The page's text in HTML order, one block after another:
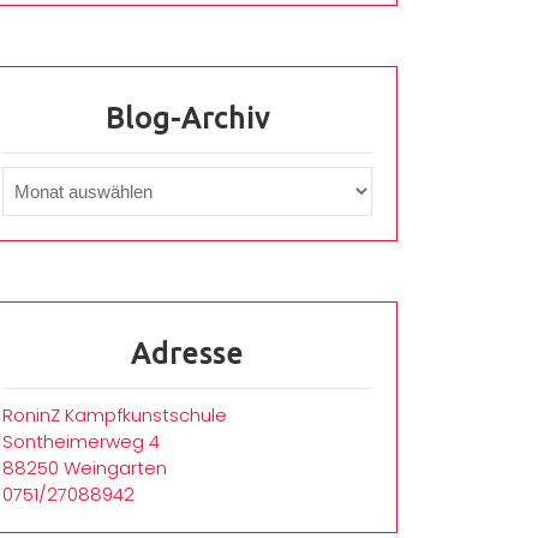
Blog-Archiv
Adresse
RoninZ Kampfkunstschule
Sontheimerweg 4
88250 Weingarten
0751/27088942